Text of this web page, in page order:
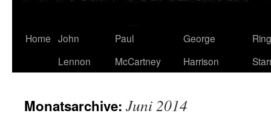
Zum
Home John
Lennon
Paul
McCartney
George
Harrison
Monatsarchive: Juni 2014